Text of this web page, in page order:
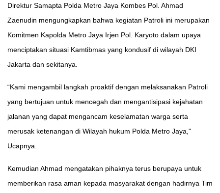
Direktur Samapta Polda Metro Jaya Kombes Pol. Ahmad
Zaenudin mengungkapkan bahwa kegiatan Patroli ini merupakan
Komitmen Kapolda Metro Jaya Irjen Pol. Karyoto dalam upaya
menciptakan situasi Kamtibmas yang kondusif di wilayah DKI
Jakarta dan sekitanya.
“Kami mengambil langkah proaktif dengan melaksanakan Patroli
yang bertujuan untuk mencegah dan mengantisipasi kejahatan
jalanan yang dapat mengancam keselamatan warga serta
merusak ketenangan di Wilayah hukum Polda Metro Jaya,"
Ucapnya.
Kemudian Ahmad mengatakan pihaknya terus berupaya untuk
memberikan rasa aman kepada masyarakat dengan hadirnya Tim